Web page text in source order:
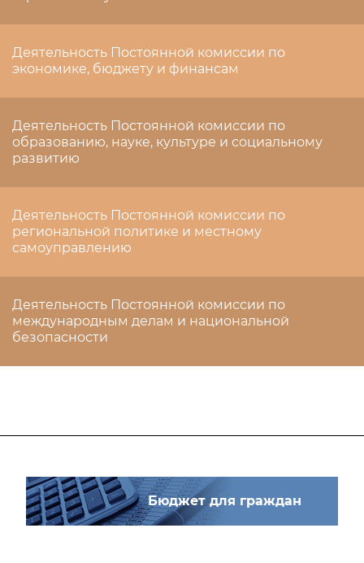
Деятельность Постоянной комиссии по
экономике, бюджету и финансам
Деятельность Постоянной комиссии по
образованию, науке, культуре и социальному
развитию
Деятельность Постоянной комиссии по
региональной политике и местному
самоуправлению
Деятельность Постоянной комиссии по
международным делам и национальной
безопасности
Бюджет для граждан